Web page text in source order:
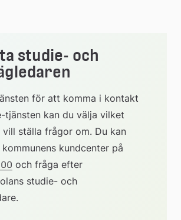
webbplats
studie- och
för att komma i kontakt
tjänsten kan du välja vilket
ställa frågor om. Du kan
och fråga efter
studie- och